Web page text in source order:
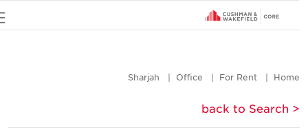
Home
For Rent
Office
Sharjah
< back to Search